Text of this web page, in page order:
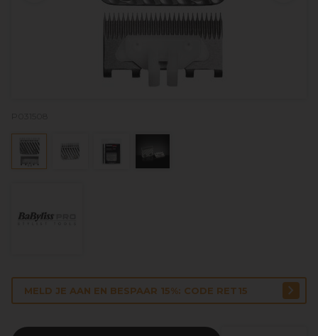
MELD JE AAN EN BESPAAR 15%: CODE RET15